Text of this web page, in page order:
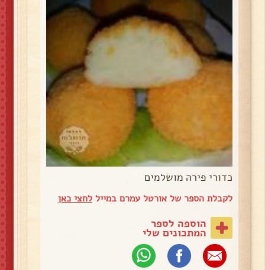
כדורי פירה מושלמים
לקבלת הספר של אורטל עמרם במייללחצי כאן
הוספה לספר
המתכונים שלי